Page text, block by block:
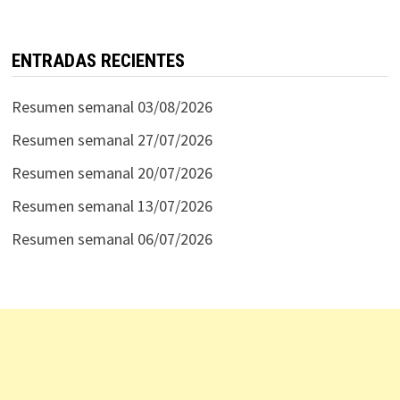
ENTRADAS RECIENTES
Resumen semanal 03/08/2026
Resumen semanal 27/07/2026
Resumen semanal 20/07/2026
Resumen semanal 13/07/2026
Resumen semanal 06/07/2026